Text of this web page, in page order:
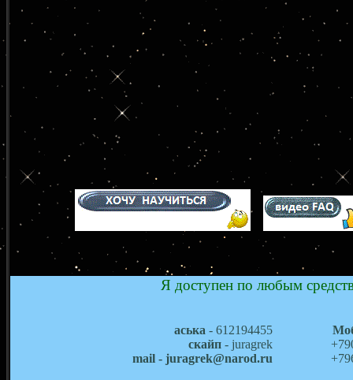
Я доступен по любым
аська - 612194455
скайп - juragrek
mail - juragrek@narod.ru